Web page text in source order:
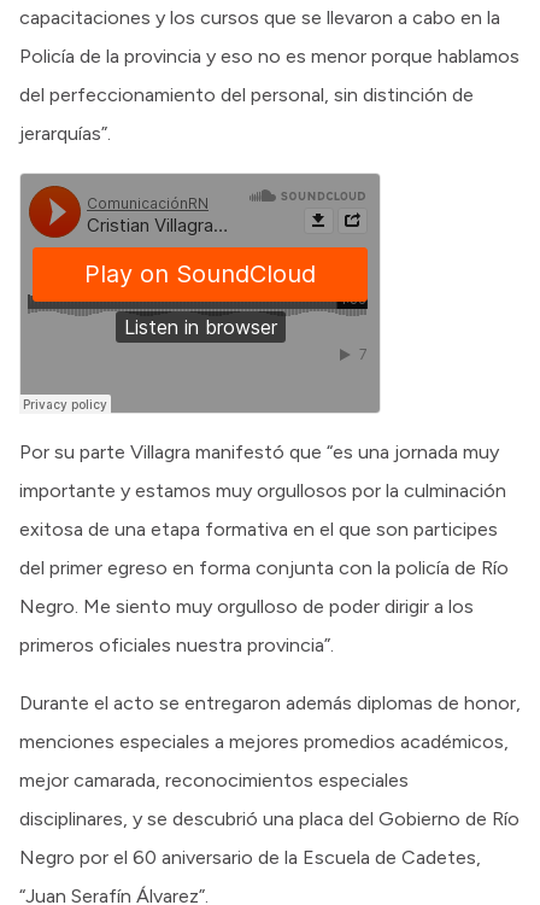
capacitaciones y los cursos que se llevaron a cabo en la
Policía de la provincia y eso no es menor porque hablamos
del perfeccionamiento del personal, sin distinción de
jerarquías”.
Por su parte Villagra manifestó que “es una jornada muy
importante y estamos muy orgullosos por la culminación
exitosa de una etapa formativa en el que son participes
del primer egreso en forma conjunta con la policía de Río
Negro. Me siento muy orgulloso de poder dirigir a los
primeros oficiales nuestra provincia”.
Durante el acto se entregaron además diplomas de honor,
menciones especiales a mejores promedios académicos,
mejor camarada, reconocimientos especiales
disciplinares, y se descubrió una placa del Gobierno de Río
Negro por el 60 aniversario de la Escuela de Cadetes,
“Juan Serafín Álvarez”.